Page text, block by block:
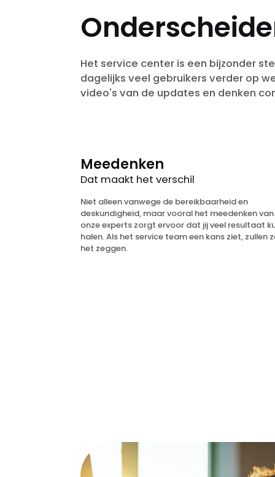
Het service center is een bijzonder
dagelijks veel gebruikers verder op
video's van de updates en denken
Meedenken
Dat maakt het verschil
Niet alleen vanwege de bereikbaarheid en
deskundigheid, maar vooral het meedenken van
onze experts zorgt ervoor dat jij veel resultaat
halen. Als het service team een kans ziet, zullen
het zeggen.